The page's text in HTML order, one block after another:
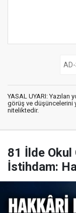
YASAL UYARI:
görüş ve düşüncelerini
niteliktedir.
81 İlde
İstihdam: